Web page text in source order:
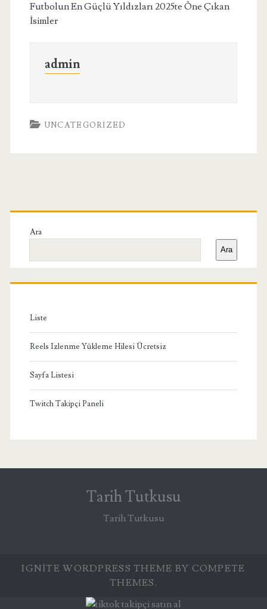
Futbolun En Güçlü Yıldızları 2025te Öne Çıkan
İsimler
admin
UNCATEGORIZED
Birincil
Yan
Menü
Ara
Ara
Liste
Reels Izlenme Yükleme Hilesi Ücretsiz
Sayfa Listesi
Twitch Takipçi Paneli
Tarih Tutkusu
Tarih Tutkusu
IGNITE WORDPRESS THEME BY COMPETE
THEMES.